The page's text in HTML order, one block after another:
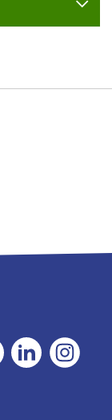
FacebookLinkedIn